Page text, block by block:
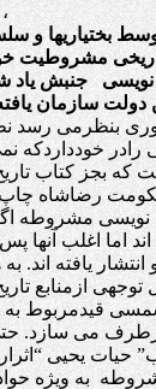
سانسورخودقرارداده بود ،
بختیاریها و
مشروطیت
نویسی جنبش
بنظرمی رسد
رادر خودداردکه
که بجز کتاب
رضاشاه چاپ
نویسی مشروطه
اما اغلب آنها
یافته اند.
ازمنابع
قیدمربوط به
برطرف می سازد.
حیات یحیی
به ویژه